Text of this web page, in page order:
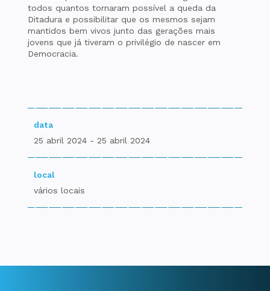
todos quantos tornaram possível a queda da
Ditadura e possibilitar que os mesmos sejam
mantidos bem vivos junto das gerações mais
jovens que já tiveram o privilégio de nascer em
Democracia.
data
25 abril 2024 - 25 abril 2024
local
vários locais